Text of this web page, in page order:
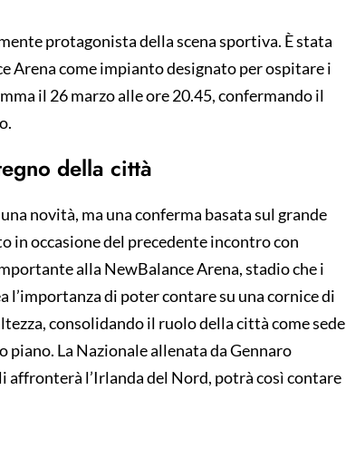
protagonista della scena sportiva. È stata
Arena come impianto designato per ospitare i
il 26 marzo alle ore 20.45, confermando il
della città
novità, ma una conferma basata sul grande
in occasione del precedente incontro con
alla NewBalance Arena, stadio che i
di poter contare su una cornice di
consolidando il ruolo della città come sede
La Nazionale allenata da Gennaro
l’Irlanda del Nord, potrà così contare